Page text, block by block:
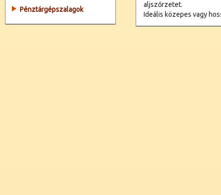
Pénztárgépszalagok
aljszőrzetet.
Ideális közepes vagy